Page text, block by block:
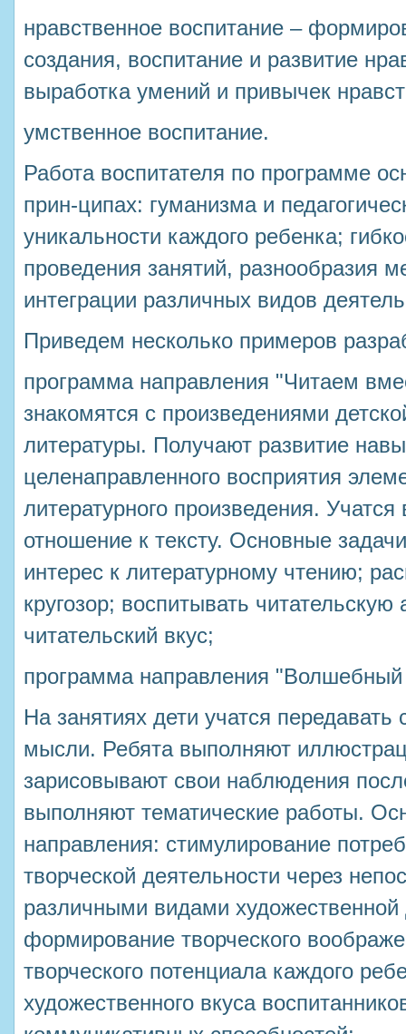
нравственное воспитание –
создания, воспитание и развитие
выработка умений и привычек
умственное воспитание.
Работа воспитателя по программе
прин-ципах: гуманизма и
уникальности каждого ребенка;
проведения занятий, разнообразия
интеграции различных видов
Приведем несколько примеров
программа направления "Читаем
знакомятся с произведениями
литературы. Получают развитие
целенаправленного восприятия
литературного произведения.
отношение к тексту. Основные
интерес к литературному чтению;
кругозор; воспитывать
читательский вкус;
программа направления "Волшебный
На занятиях дети учатся передавать
мысли. Ребята выполняют
зарисовывают свои наблюдения
выполняют тематические работы.
направления: стимулирование
творческой деятельности через
различными видами художественной
формирование творческого
творческого потенциала каждого
художественного вкуса